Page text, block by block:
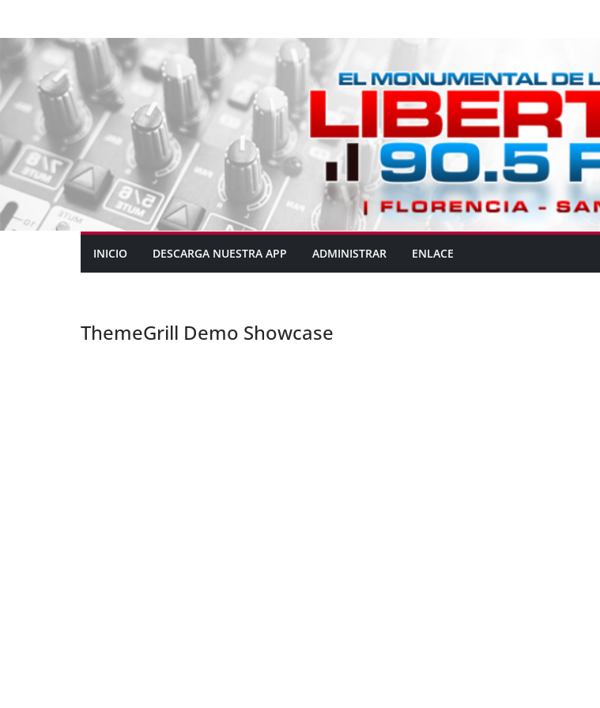
INICIO DESCARGA NUESTRA APP ADMINISTRAR ENLACE
ThemeGrill Demo Showcase